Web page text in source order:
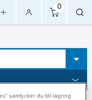
0
samtycker du till lagring